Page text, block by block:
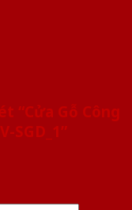
“Cửa Gỗ Công
SGD_1”